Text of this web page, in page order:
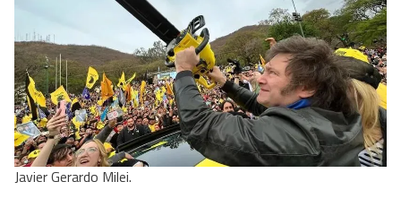
Javier Gerardo Milei.